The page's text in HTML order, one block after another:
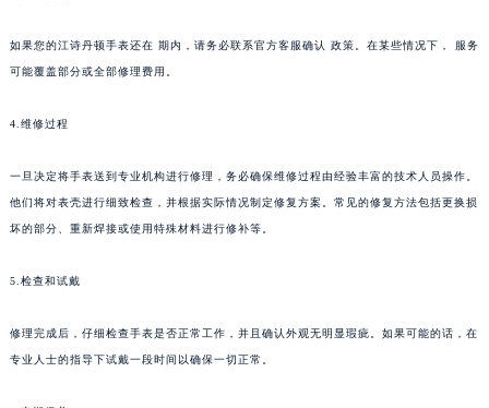
如果您的江诗丹顿手表还在 期内，请务必联系官方客服确认 政策。在某些情况下， 服务
可能覆盖部分或全部修理费用。
4.维修过程
一旦决定将手表送到专业机构进行修理，务必确保维修过程由经验丰富的技术人员操作。
他们将对表壳进行细致检查，并根据实际情况制定修复方案。常见的修复方法包括更换损
坏的部分、重新焊接或使用特殊材料进行修补等。
5.检查和试戴
修理完成后，仔细检查手表是否正常工作，并且确认外观无明显瑕疵。如果可能的话，在
专业人士的指导下试戴一段时间以确保一切正常。